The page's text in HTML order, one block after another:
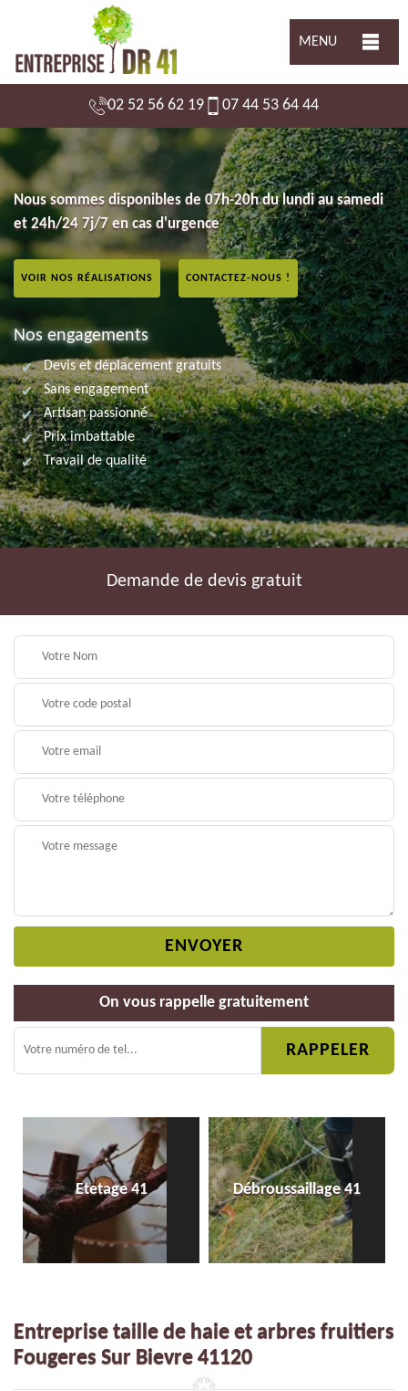
MENU
02 52 56 62 19 07 44 53 64 44
Nous sommes disponibles de 07h-20h du lundi au samedi
et 24h/24 7j/7 en cas d'urgence
VOIR NOS RÉALISATIONS CONTACTEZ-NOUS !
Nos engagements
Devis et déplacement gratuits
Sans engagement
Artisan passionné
Prix imbattable
Travail de qualité
Demande de devis gratuit
On vous rappelle gratuitement
Etetage 41 Débroussaillage 41
Entreprise taille de haie et arbres fruitiers
Fougeres Sur Bievre 41120